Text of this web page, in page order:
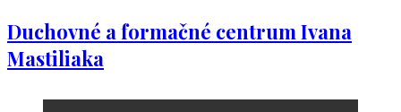
Duchovné a formačné centrum Ivana
Mastiliaka